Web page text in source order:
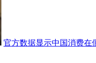
官方数据显示中国消费在